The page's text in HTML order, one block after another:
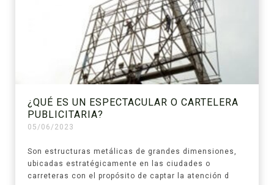
¿QUÉ ES UN ESPECTACULAR O CARTELERA
PUBLICITARIA?
05/06/2023
Son estructuras metálicas de grandes dimensiones,
ubicadas estratégicamente en las ciudades o
carreteras con el propósito de captar la atención d